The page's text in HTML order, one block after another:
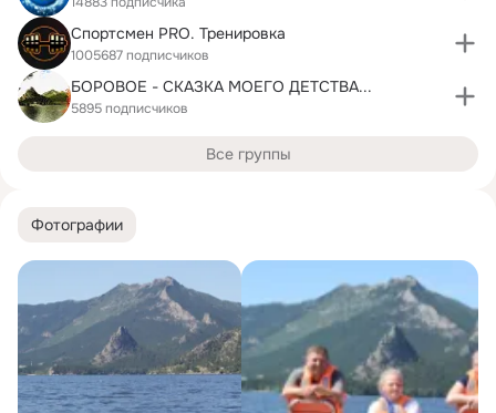
Фотографии
Спортсмен PRO. Тренировка
1005687 подписчиков
БОРОВОЕ - СКАЗКА МОЕГО ДЕТСТВА...
5895 подписчиков
Все группы